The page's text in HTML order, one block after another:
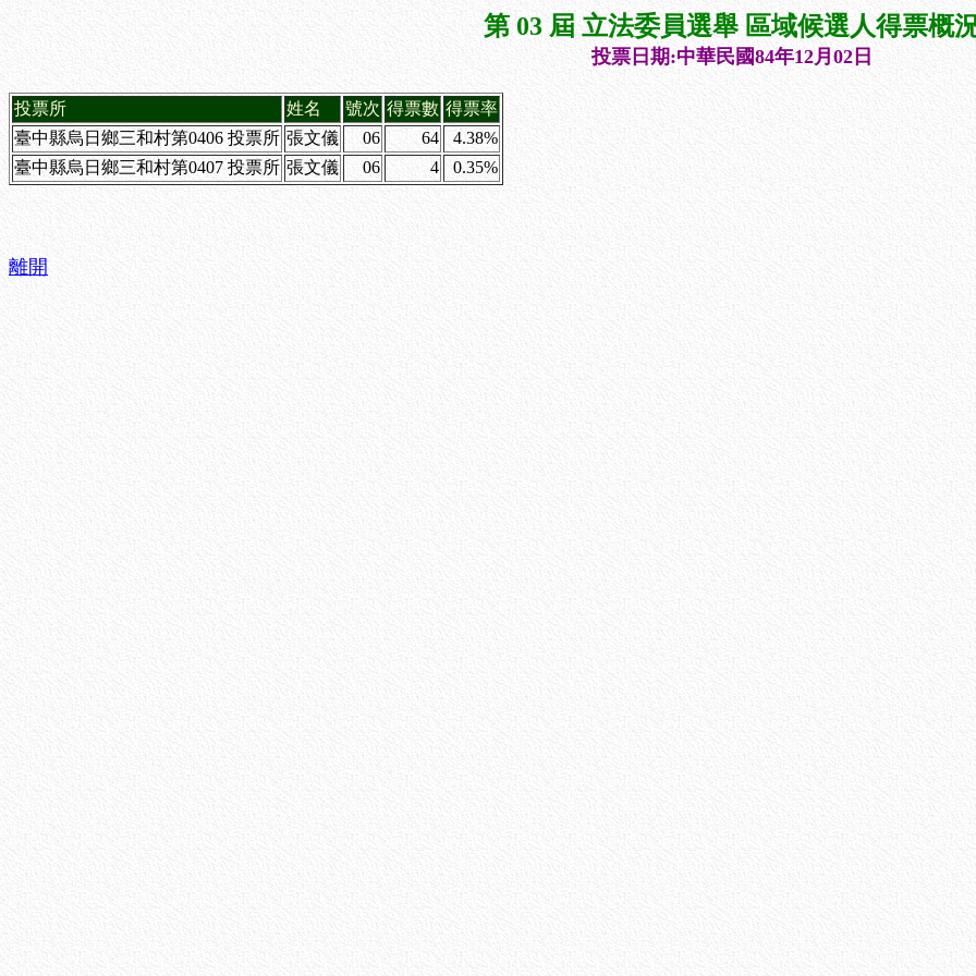
第 03 屆 立法委員選舉 區域候選人得票概
投票日期:中華民國84年12月02日
投票所 姓名 號次 得票數 得票率
臺中縣烏日鄉三和村第0406 投票所 張文儀 06 64
4.38%
臺中縣烏日鄉三和村第0407 投票所 張文儀 06 4 0.35%
離開